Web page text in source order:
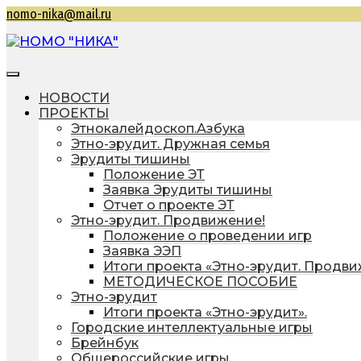
Перейти
содержимому
nomo-nika@mail.ru
НОМО "НИКА"
НОВОСТИ
ПРОЕКТЫ
Этнокалейдоскоп.Азбука
Этно-эрудит. Дружная семья
Эрудиты тишины
Положение ЭТ
Заявка Эрудиты тишины
Отчет о проекте ЭТ
Этно-эрудит. Продвижение!
Положение о проведении игр
Заявка ЭЭП
Итоги проекта «Этно-эрудит.
МЕТОДИЧЕСКОЕ ПОСОБИЕ
Этно-эрудит
Итоги проекта «Этно-эрудит».
Городские интеллектуальные игры
Брейнбук